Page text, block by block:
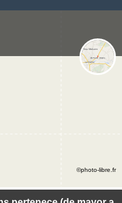
©photo-libre.fr